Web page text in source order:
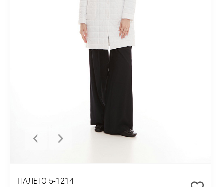
ПАЛЬТО 5-1214